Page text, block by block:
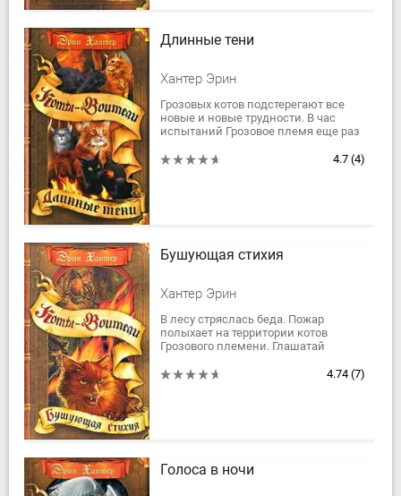
Длинные тени
Хантер Эрин
Грозовых котов подстерегают все
новые и новые трудности. В час
испытаний Грозовое племя еще раз
Огнезвезд - самый благородный,
4.7 (4)
Бушующая стихия
Хантер Эрин
В лесу стряслась беда. Пожар
полыхает на территории котов
Грозового племени. Глашатай
минимальными потерями. И когда
4.74 (7)
Голоса в ночи